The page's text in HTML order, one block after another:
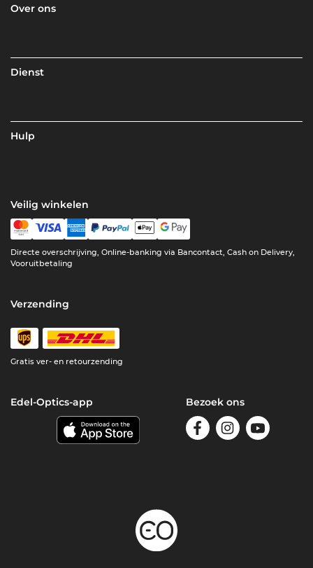
Over ons
Dienst
Hulp
Veilig winkelen
Directe overschrijving, Online-banking via Bancontact, Cash on Delivery,
Vooruitbetaling
Verzending
Gratis ver- en retourzending
Edel-Optics-app Bezoek ons